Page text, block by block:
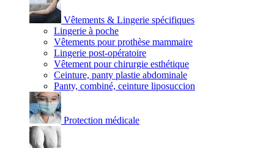
Vêtements & Lingerie spécifiques
Lingerie à poche
Vêtements pour prothèse mammaire
Lingerie post-opératoire
Vêtement pour chirurgie esthétique
Ceinture, panty plastie abdominale
Panty, combiné, ceinture liposuccion
Protection médicale